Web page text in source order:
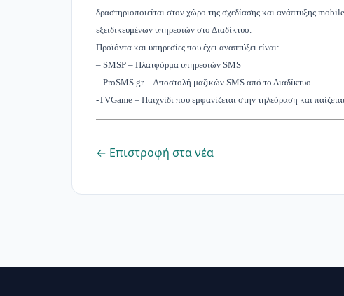
δραστηριοποιείται στον χώρο της σχεδίασης και ανάπτυξης
εξειδικευμένων υπηρεσιών στο Διαδίκτυο.
Προϊόντα και υπηρεσίες που έχει αναπτύξει είναι:
– SMSP – Πλατφόρμα υπηρεσιών SMS
– ProSMS.gr – Αποστολή μαζικών SMS από το Διαδίκτυο
-TVGame – Παιχνίδι που εμφανίζεται στην τηλεόραση και
← Επιστροφή στα νέα